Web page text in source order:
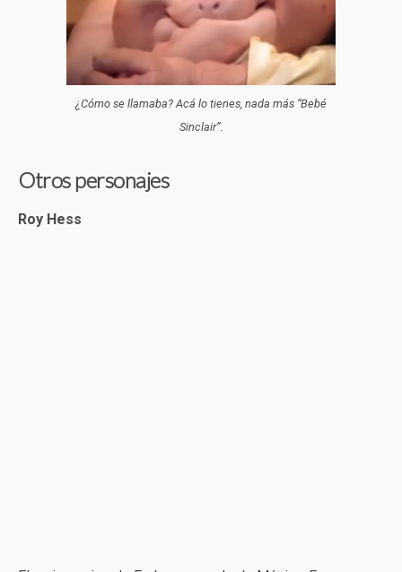
¿Cómo se llamaba? Acá lo tienes, nada más “Bebé
Sinclair”.
Otros personajes
Roy Hess